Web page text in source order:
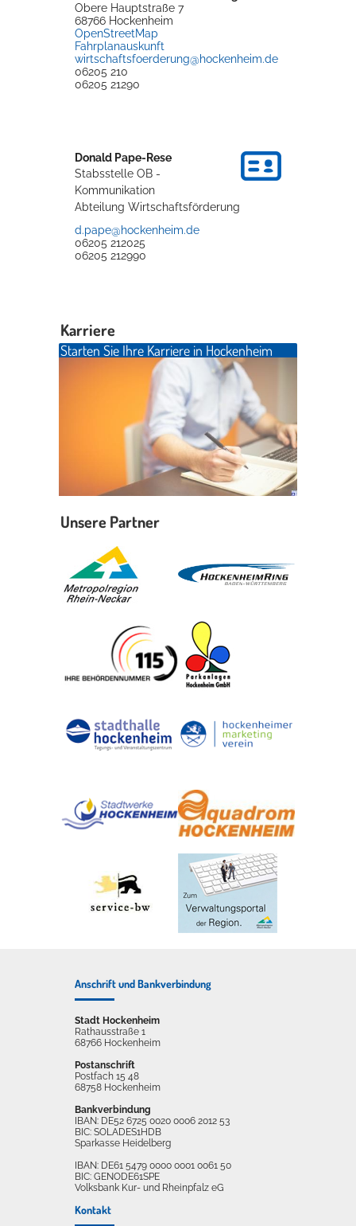
Rathaus
Service
Spaß unter prickelnden Wasserfällen, das rauschende Meer im
Wellenbecken oder doch lieber die pure Entspannung auf der
Sprudelliege im Solebecken?
mehr dazu...
Obere Hauptstraße 7
68766 Hockenheim
OpenStreetMap
Fahrplanauskunft
wirtschaftsfoerderung@hockenheim.de
06205 210
06205 21290
Donald Pape-Rese
Stabsstelle OB -
Kommunikation
Abteilung Wirtschaftsförderung
d.pape@hockenheim.de
06205 212025
06205 212990
Karriere
Starten Sie Ihre Karriere in Hockenheim
Unsere Partner
Anschrift und Bankverbindung
Stadt Hockenheim
Rathausstraße 1
68766 Hockenheim
Postanschrift
Postfach 15 48
68758 Hockenheim
Bankverbindung
IBAN: DE52 6725 0020 0006 2012 53
BIC: SOLADES1HDB
Sparkasse Heidelberg
IBAN: DE61 5479 0000 0001 0061 50
BIC: GENODE61SPE
Volksbank Kur- und Rheinpfalz eG
Kontakt